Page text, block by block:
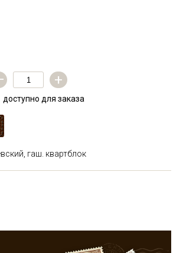
+
доступно для заказа
гаш. квартблок